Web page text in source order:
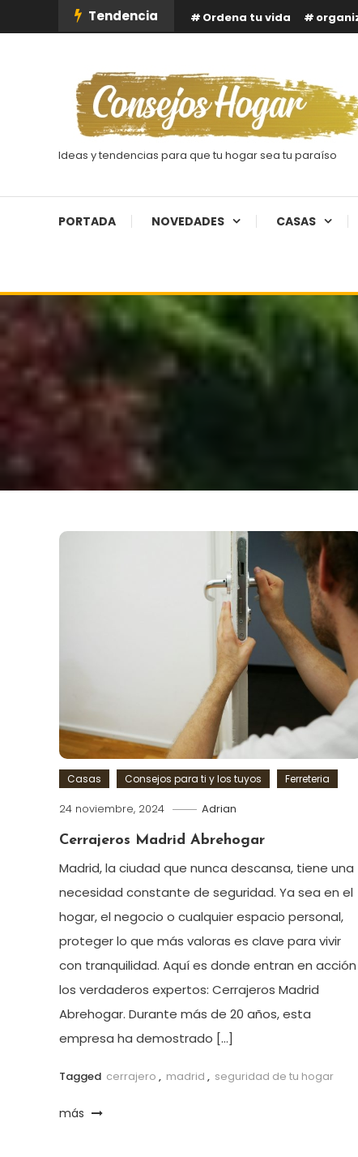
To
Tendencia Ordena tu vida
Ideas y tendencias para que tu hogar sea tu paraíso
PORTADA NOVEDADES CASAS
Casas Consejos para ti y los tuyos Ferreteria
24 noviembre, 2024 Adrian
Cerrajeros Madrid Abrehogar
Madrid, la ciudad que nunca descansa, tiene una
necesidad constante de seguridad. Ya sea en el
hogar, el negocio o cualquier espacio personal,
proteger lo que más valoras es clave para vivir
con tranquilidad. Aquí es donde entran en acción
los verdaderos expertos: Cerrajeros Madrid
Abrehogar. Durante más de 20 años, esta
empresa ha demostrado […]
Tagged cerrajero , madrid , seguridad de tu hogar
más